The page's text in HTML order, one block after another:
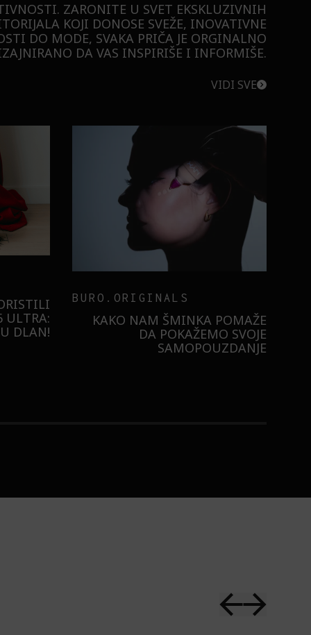
ZARONITE U SVET EKSKLUZIVNIH
KOJI DONOSE SVEŽE, INOVATIVNE
DO MODE, SVAKA PRIČA JE ORGINALNO
DA VAS INSPIRIŠE I INFORMIŠE.
VIDI SVE
ULTRA:
DLAN!
BURO.ORIGINALS
KAKO NAM ŠMINKA POMAŽE
DA POKAŽEMO SVOJE
SAMOPOUZDANJE